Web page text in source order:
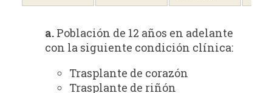
a. Población de 12 años en adelante
con la siguiente condición clínica:
Trasplante de corazón
Trasplante de riñón